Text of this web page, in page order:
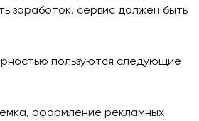
заработок, сервис должен быть
пользуются следующие
оформление рекламных